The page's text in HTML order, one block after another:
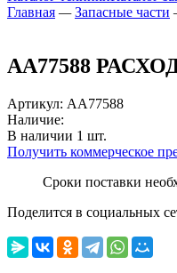
Главная — Запасные части
AA77588
Артикул: AA77588
Наличие:
В наличии 1 шт.
Получить коммерческое
Сроки поставки
Поделится в социальных